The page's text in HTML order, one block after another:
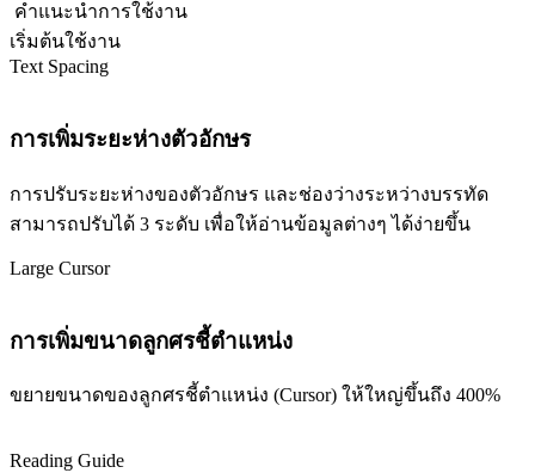
คำแนะนำการใช้งาน
เริ่มต้นใช้งาน
Text Spacing
การเพิ่มระยะห่างตัวอักษร
การปรับระยะห่างของตัวอักษร และช่องว่างระหว่างบรรทัด
สามารถปรับได้ 3 ระดับ เพื่อให้อ่านข้อมูลต่างๆ ได้ง่ายขึ้น
Large Cursor
การเพิ่มขนาดลูกศรชี้ตำแหน่ง
ขยายขนาดของลูกศรชี้ตำแหน่ง (Cursor) ให้ใหญ่ขึ้นถึง 400%
Reading Guide